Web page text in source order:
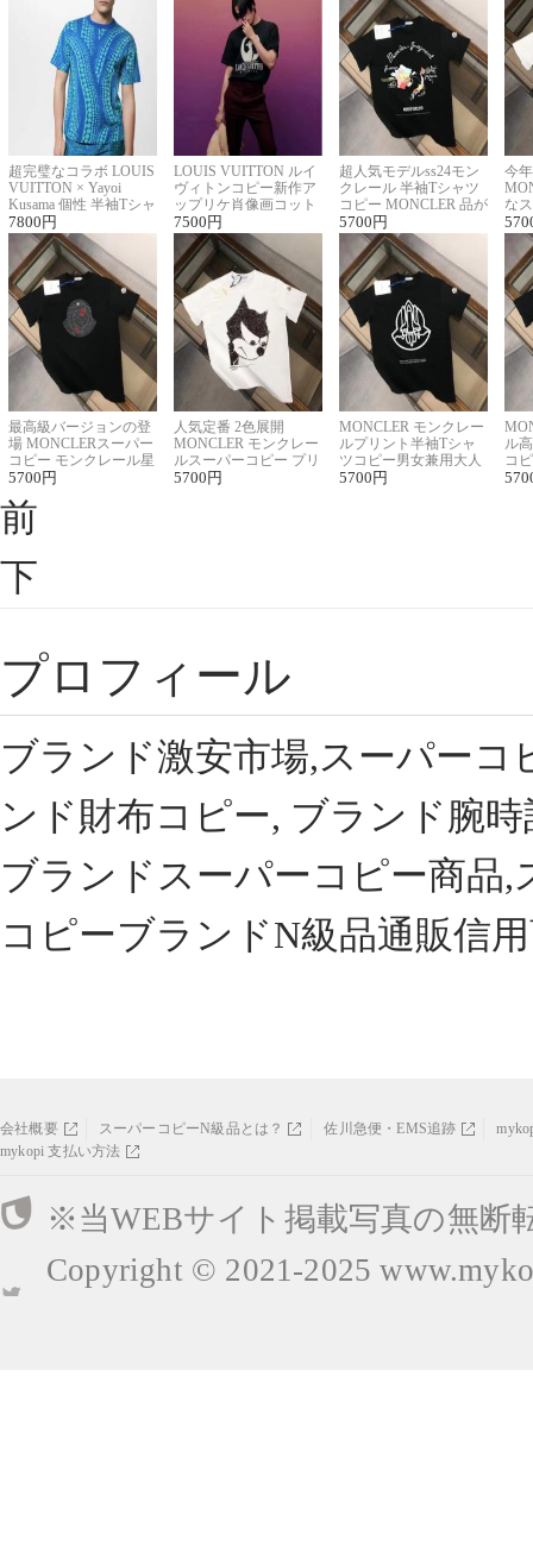
超完璧なコラボ LOUIS
VUITTON × Yayoi
Kusama 個性 半袖Tシャ
ツコピー男女兼用
7800 円
LOUIS VUITTON ルイ
ヴィトンコピー新作ア
ップリケ肖像画コット
ンニット半袖Tシャツ
7500 円
超人気モデルss24モン
クレール 半袖Tシャツ
コピー MONCLER 品が
良く見た目
5700 円
今
な
ル
最高級バージョンの登
場 MONCLERスーパー
コピー モンクレール星
座半袖Tシャツ
5700 円
人気定番 2色展開
MONCLER モンクレー
ルスーパーコピー プリ
ント半袖Tシャツ
5700 円
MONCLER モンクレー
ルプリント半袖Tシャ
ツコピー男女兼用大人
可愛い春夏コーデ
5700 円
ル
コ
ィ
前
下
プロフィール
ブランド激安市場,スーパー
ンド財布コピー, ブランド腕
ブランドスーパーコピー商品
コピーブランドN級品通販信
会社概要 スーパーコピーN級品とは？ 佐川急便・EMS追跡
mykopi 支払い方法
※当WEBサイト掲載写真の無断
Copyright © 2021-2025